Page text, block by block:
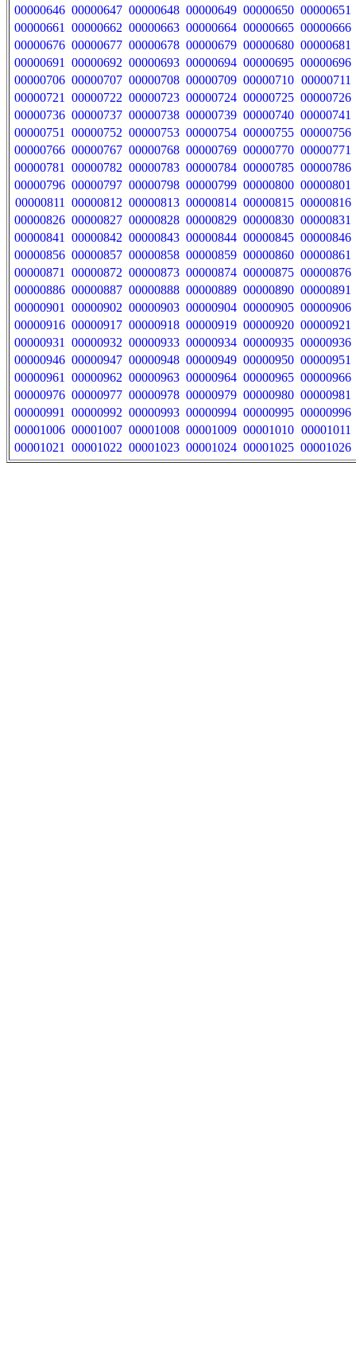
00000646 00000647 00000648 00000649 00000650 00000651
00000661
00000662 00000663 00000664 00000665 00000666
00000676 00000677 00000678 00000679 00000680 00000681
00000691
00000692 00000693 00000694 00000695 00000696
00000706 00000707 00000708 00000709 00000710 00000711
00000721
00000722 00000723 00000724 00000725 00000726
00000736 00000737 00000738 00000739 00000740 00000741
00000751
00000752 00000753 00000754 00000755 00000756
00000766 00000767 00000768 00000769 00000770 00000771
00000781
00000782 00000783 00000784 00000785 00000786
00000796 00000797 00000798 00000799 00000800 00000801
00000811
00000812 00000813 00000814 00000815 00000816
00000826 00000827 00000828 00000829 00000830 00000831
00000841
00000842 00000843 00000844 00000845 00000846
00000856 00000857 00000858 00000859 00000860 00000861
00000871
00000872 00000873 00000874 00000875 00000876
00000886 00000887 00000888 00000889 00000890 00000891
00000901
00000902 00000903 00000904 00000905 00000906
00000916 00000917 00000918 00000919 00000920 00000921
00000931
00000932 00000933 00000934 00000935 00000936
00000946 00000947 00000948 00000949 00000950 00000951
00000961
00000962 00000963 00000964 00000965 00000966
00000976 00000977 00000978 00000979 00000980 00000981
00000991
00000992 00000993 00000994 00000995 00000996
00001006 00001007 00001008 00001009 00001010 00001011
00001021
00001022 00001023 00001024 00001025 00001026